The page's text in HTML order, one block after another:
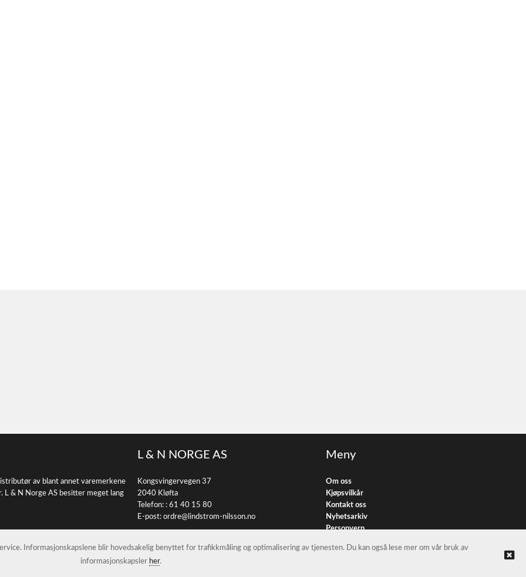
av blant annet varemerkene
L & N Norge AS besitter meget lang
L & N NORGE AS
Kongsvingervegen 37
2040 Kløfta
Telefon: : 61 40 15 80
E-post: ordre@lindstrom-nilsson.no
Meny
Om oss
Kjøpsvilkår
Kontakt oss
Nyhetsarkiv
Personvern
Informasjonskapslene blir hovedsakelig benyttet for trafikkmåling og optimalisering av tjenesten. Du kan også lese mer om vår bruk av
informasjonskapsler her.